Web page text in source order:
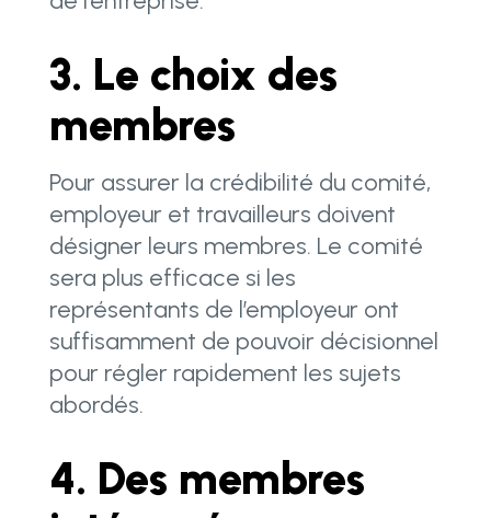
3. Le choix des
membres
Pour assurer la crédibilité du comité,
employeur et travailleurs doivent
désigner leurs membres. Le comité
sera plus efficace si les
représentants de l’employeur ont
suffisamment de pouvoir décisionnel
pour régler rapidement les sujets
abordés.
4. Des membres